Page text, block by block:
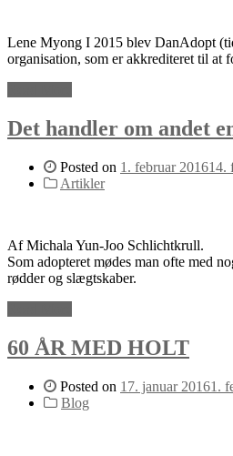
Lene Myong I 2015 blev DanAdopt
organisation, som er akkrediteret til
Det handler om andet
Posted on 1. februar 201614.
Artikler
Af Michala Yun-Joo Schlichtkrull.
Som adopteret mødes man ofte med
rødder og slægtskaber.
60 ÅR MED HOLT
Posted on 17. januar 20161.
Blog